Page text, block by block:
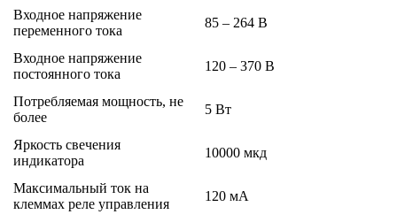
Входное напряжение
переменного тока
85 – 264 В
Входное напряжение
постоянного тока
120 – 370 В
Потребляемая мощность, не
более
5 Вт
Яркость свечения
индикатора
10000 мкд
Максимальный ток на
клеммах реле управления
120 мA